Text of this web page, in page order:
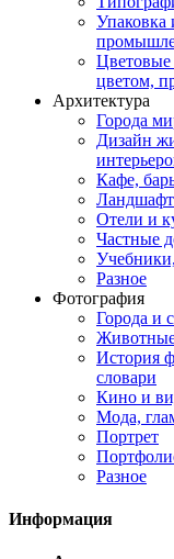
Упаковка
Цветовые
цветом,
Архитектура
Города
Дизайн
Кафе,
Отели и
Частные
Разное
Фотография
Города и
История
словари
Кино и
Мода,
Портрет
Разное
Информация